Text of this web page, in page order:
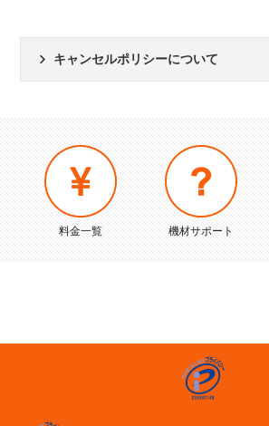
キャンセルポリシーについて
料金一覧 機材サポート